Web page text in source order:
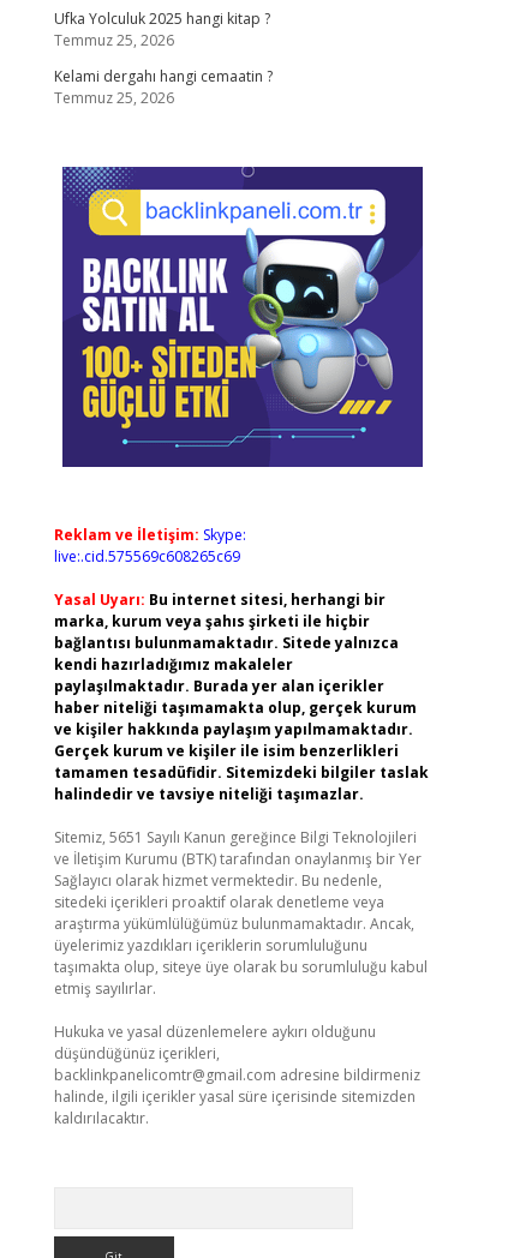
Ufka Yolculuk 2025 hangi kitap ?
Temmuz 25, 2026
Kelami dergahı hangi cemaatin ?
Temmuz 25, 2026
Reklam ve İletişim: Skype:
live:.cid.575569c608265c69
Yasal Uyarı: Bu internet sitesi, herhangi bir
marka, kurum veya şahıs şirketi ile hiçbir
bağlantısı bulunmamaktadır. Sitede yalnızca
kendi hazırladığımız makaleler
paylaşılmaktadır. Burada yer alan içerikler
haber niteliği taşımamakta olup, gerçek kurum
ve kişiler hakkında paylaşım yapılmamaktadır.
Gerçek kurum ve kişiler ile isim benzerlikleri
tamamen tesadüfidir. Sitemizdeki bilgiler taslak
halindedir ve tavsiye niteliği taşımazlar.
Sitemiz, 5651 Sayılı Kanun gereğince Bilgi Teknolojileri
ve İletişim Kurumu (BTK) tarafından onaylanmış bir Yer
Sağlayıcı olarak hizmet vermektedir. Bu nedenle,
sitedeki içerikleri proaktif olarak denetleme veya
araştırma yükümlülüğümüz bulunmamaktadır. Ancak,
üyelerimiz yazdıkları içeriklerin sorumluluğunu
taşımakta olup, siteye üye olarak bu sorumluluğu kabul
etmiş sayılırlar.
Hukuka ve yasal düzenlemelere aykırı olduğunu
düşündüğünüz içerikleri,
backlinkpanelicomtr@gmail.com adresine bildirmeniz
halinde, ilgili içerikler yasal süre içerisinde sitemizden
kaldırılacaktır.